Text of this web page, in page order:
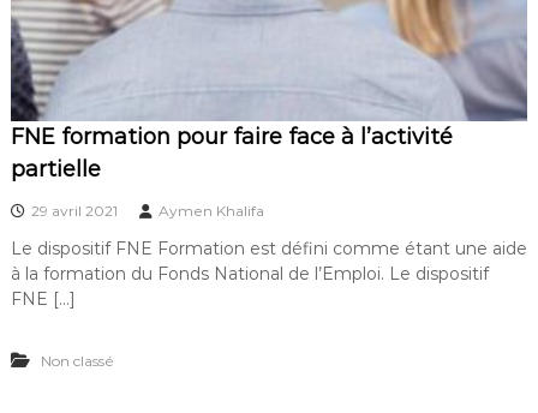
FNE formation pour faire face à l’activité
partielle
29 avril 2021 Aymen Khalifa
Le dispositif FNE Formation est défini comme étant une aide
à la formation du Fonds National de l’Emploi. Le dispositif
FNE […]
Non classé